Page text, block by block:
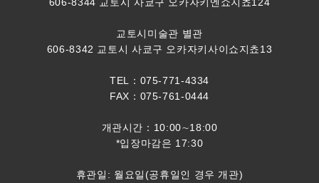
교토시미술관 별관
606-8342 교토시 사쿄구 오카자키사이쇼지쵸13
TEL：075-771-4334
FAX：075-761-0444
개관시간：10:00∼18:00
*입장마감은 17:30
휴관일: 월요일(공휴일인 경우 개관)